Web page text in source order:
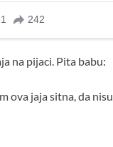
na pijaci. Pita babu:
ova jaja sitna, da